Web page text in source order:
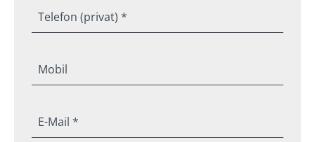
Telefon (privat) *
Mobil
E-Mail *